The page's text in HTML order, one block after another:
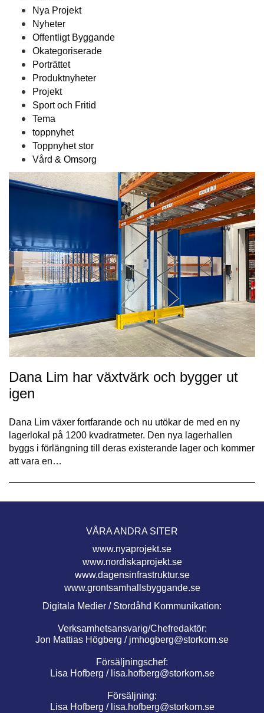
Nya Projekt
Nyheter
Offentligt Byggande
Okategoriserade
Porträttet
Produktnyheter
Projekt
Sport och Fritid
Tema
toppnyhet
Toppnyhet stor
Vård & Omsorg
Dana Lim har växtvärk och bygger ut
igen
Dana Lim växer fortfarande och nu utökar de med en ny
lagerlokal på 1200 kvadratmeter. Den nya lagerhallen
byggs i förlängning till deras existerande lager och kommer
att vara en…
VÅRA ANDRA SITER
www.nyaprojekt.se
www.nordiskaprojekt.se
www.dagensinfrastruktur.se
www.grontsamhallsbyggande.se
Digitala Medier / Stordåhd Kommunikation:
Verksamhetsansvarig/Chefredaktör:
Jon Mattias Högberg / jmhogberg@storkom.se
Försäljningschef:
Lisa Hofberg / lisa.hofberg@storkom.se
Försäljning:
Lisa Hofberg / lisa.hofberg@storkom.se